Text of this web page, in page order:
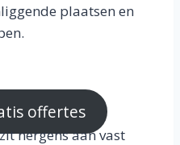
plaatsen en
offertes
nergens aan vast